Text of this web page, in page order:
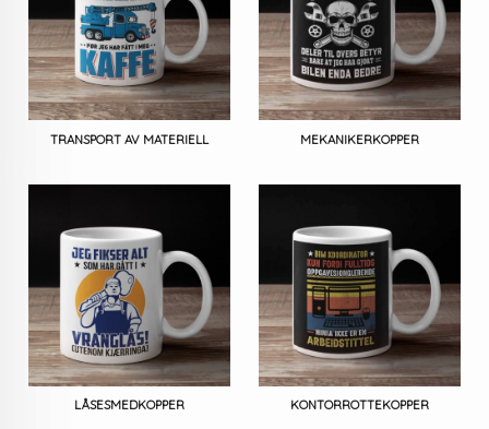
TRANSPORT AV MATERIELL MEKANIKERKOPPER
LÅSESMEDKOPPER KONTORROTTEKOPPER